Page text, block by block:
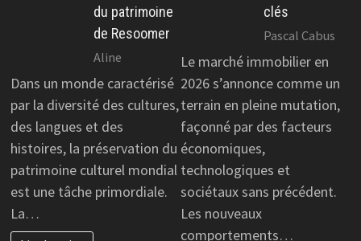
du patrimoine
de Resoomer
Aline
Dans un monde caractérisé
par la diversité des cultures,
des langues et des
histoires, la préservation du
patrimoine culturel mondial
est une tâche primordiale.
La…
clés
Pascal Cabus
Le marché immobilier en
2026 s’annonce comme un
terrain en pleine mutation,
façonné par des facteurs
économiques,
technologiques et
sociétaux sans précédent.
Les nouveaux
comportements…